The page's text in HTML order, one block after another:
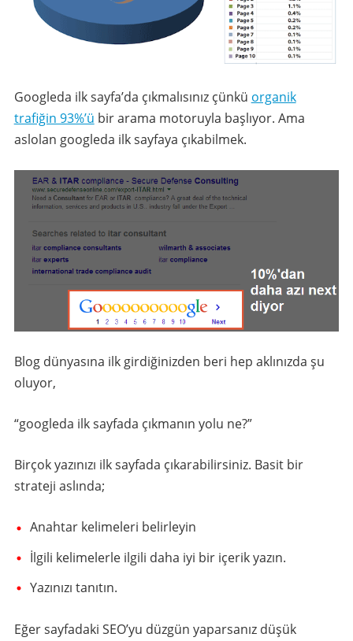
Googleda ilk sayfa’da çıkmalısınız çünkü organik
trafiğin 93%’ü bir arama motoruyla başlıyor. Ama
aslolan googleda ilk sayfaya çıkabilmek.
Blog dünyasına ilk girdiğinizden beri hep aklınızda şu
oluyor,
“googleda ilk sayfada çıkmanın yolu ne?”
Birçok yazınızı ilk sayfada çıkarabilirsiniz. Basit bir
strateji aslında;
Anahtar kelimeleri belirleyin
İlgili kelimelerle ilgili daha iyi bir içerik yazın.
Yazınızı tanıtın.
Eğer sayfadaki SEO’yu düzgün yaparsanız düşük